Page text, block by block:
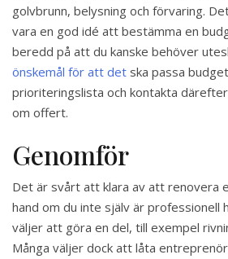
golvbrunn, belysning och förvaring.
vara en god idé att bestämma en
beredd på att du kanske behöver
önskemål för att det ska passa
prioriteringslista och kontakta
om offert.
Genomför
Det är svårt att klara av att renovera
hand om du inte själv är professionell
väljer att göra en del, till exempel
Många väljer dock att låta